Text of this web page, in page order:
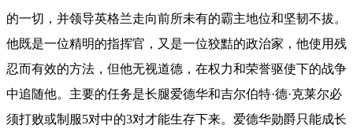
的一切，并领导英格兰走向前所未有的霸主地位和坚韧不拔。
他既是一位精明的指挥官，又是一位狡黠的政治家，他使用残
忍而有效的方法，但他无视道德，在权力和荣誉驱使下的战争
中追随他。 主要的任务是长腿爱德华和吉尔伯特·德·克莱尔必
须打败或制服5对中的3对才能生存下来。爱德华勋爵只能成长